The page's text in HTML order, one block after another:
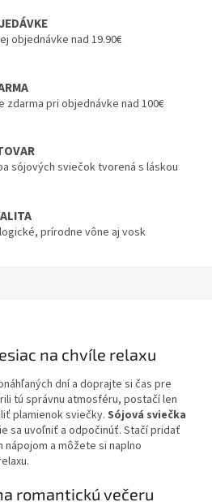
objednávke nad 19.90€
zdarma pri objednávke nad 100€
sójových sviečok tvorená s láskou
prírodne vône aj vosk
na chvíle relaxu
dní a doprajte si čas pre
tú správnu atmosféru, postačí len
plamienok sviečky. Sójová sviečka
sa uvoľniť a odpočinúť. Stačí pridať
a môžete si naplno
romantickú večeru